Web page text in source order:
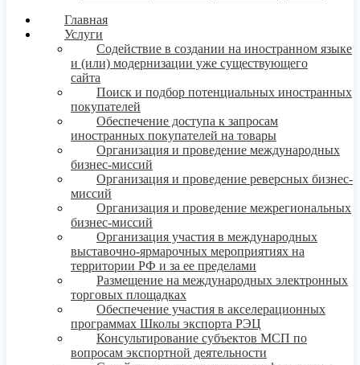
Главная
Услуги
Содействие в создании на иностранном языке
и (или) модернизации уже существующего
сайта
Поиск и подбор потенциальных иностранных
покупателей
Обеспечение доступа к запросам
иностранных покупателей на товары
Организация и проведение международных
бизнес-миссий
Организация и проведение реверсных бизнес-
миссий
Организация и проведение межрегиональных
бизнес-миссий
Организация участия в международных
выставочно-ярмарочных мероприятиях на
территории РФ и за ее пределами
Размещение на международных электронных
торговых площадках
Обеспечение участия в акселерационных
программах Школы экспорта РЭЦ
Консультирование субъектов МСП по
вопросам экспортной деятельности